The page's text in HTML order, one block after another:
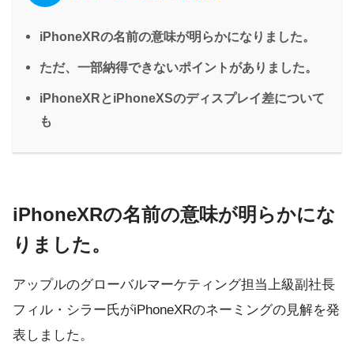
iPhoneXRの名前の意味が明らかになりました。
ただ、一部納得できないポイントがありました。
iPhoneXRとiPhoneXSのディスプレイ差について
も
iPhoneXRの名前の意味が明らかにな
りました。
アップルのグローバルマーケティング担当上級副社長
フィル・シラー氏がiPhoneXRのネーミングの見解を発
表しました。